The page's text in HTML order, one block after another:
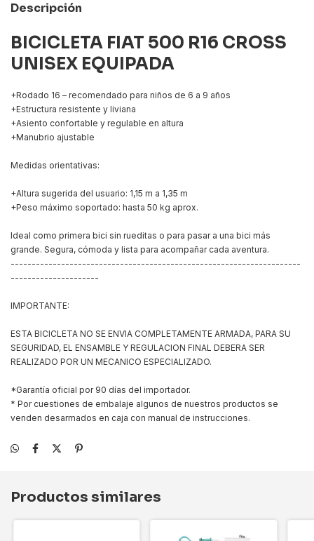
Descripción
BICICLETA FIAT 500 R16 CROSS
UNISEX EQUIPADA
+Rodado 16 – recomendado para niños de 6 a 9 años
+Estructura resistente y liviana
+Asiento confortable y regulable en altura
+Manubrio ajustable
Medidas orientativas:
+Altura sugerida del usuario: 1,15 m a 1,35 m
+Peso máximo soportado: hasta 50 kg aprox.
Ideal como primera bici sin rueditas o para pasar a una bici más
grande. Segura, cómoda y lista para acompañar cada aventura.
---------------------------------------------------------------------
---------------------
IMPORTANTE:
ESTA BICICLETA NO SE ENVIA COMPLETAMENTE ARMADA, PARA SU
SEGURIDAD, EL ENSAMBLE Y REGULACION FINAL DEBERA SER
REALIZADO POR UN MECANICO ESPECIALIZADO.
*Garantía oficial por 90 días del importador.
* Por cuestiones de embalaje algunos de nuestros productos se
venden desarmados en caja con manual de instrucciones.
Productos similares